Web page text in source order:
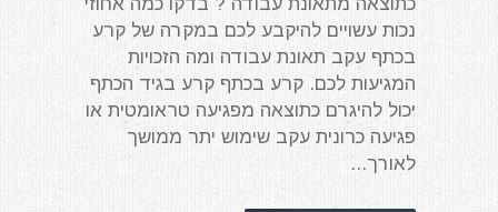
נכות עשויים להיקבע לכם במקרה של קרע
בכתף עקב תאונת עבודה ומה הזכויות
המגיעות לכם. קרע בכתף קרע בגיד הכתף
יכול להיגרם כתוצאה מפגיעה טראומטית או
פגיעה כרונית עקב שימוש יתר ממושך
לאורך...